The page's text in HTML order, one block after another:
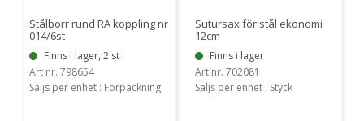
Stålborr rund RA koppling nr
014/6st
Finns i lager, 2 st
Art nr. 798654
Säljs per enhet : Förpackning
Sutursax för stål ekonomi
12cm
Finns i lager
Art nr. 702081
Säljs per enhet : Styck